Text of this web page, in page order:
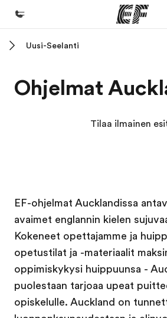
Kaikki EF-ohjelmat
Tutustu meihin tarkemmin
Työpaikat EF:llä
Liity joukkoomme
Uusi-Seelanti
Ohjelmat
Tilaa ilmainen
EF-ohjelmat Aucklandissa
avaimet englannin kielen
Kokeneet opettajamme ja
opetustilat ja -materiaalit
oppimiskykysi huippuunsa -
puolestaan tarjoaa upeat
opiskelulle. Auckland on